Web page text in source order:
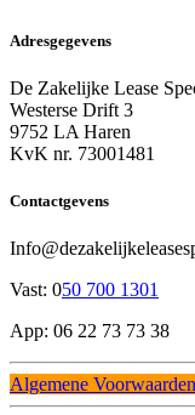
Adresgegevens
De Zakelijke Lease
Westerse Drift 3
9752 LA Haren
KvK nr. 73001481
Contactgevens
Vast: 050 700 1301
App: 06 22 73 73 38
Algemene Voorwaarden